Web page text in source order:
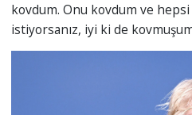
kovdum. Onu kovdum ve
istiyorsanız, iyi ki de